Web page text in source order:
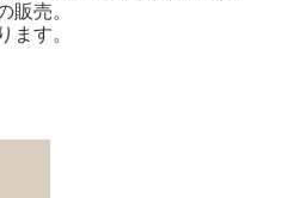
販売。
ます。